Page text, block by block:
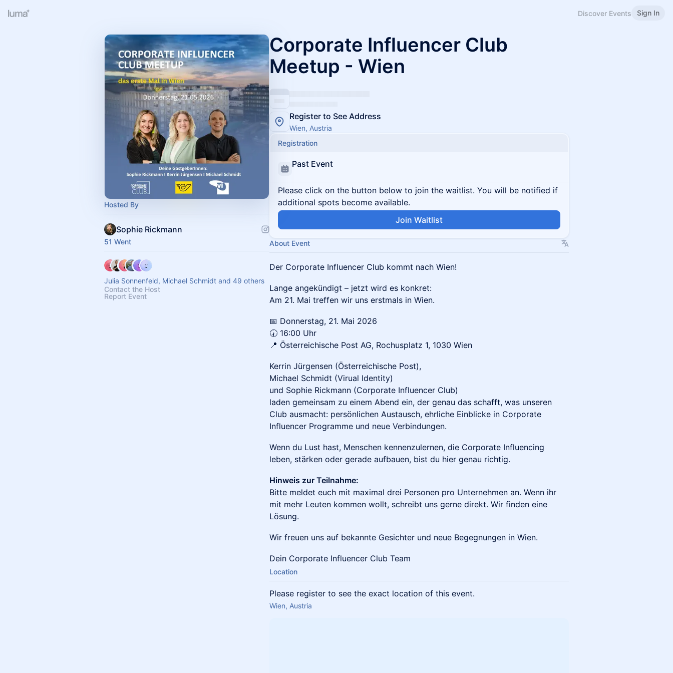
Discover Events Sign In
Hosted By
Sophie Rickmann
51 Went
Julia Sonnenfeld, Michael Schmidt and 49 others
Contact the Host
Report Event
Corporate Influencer Club
Meetup - Wien
Register to See Address
Wien, Austria
Registration
Past Event
Please click on the button below to join the waitlist. You will be notified if
additional spots become available.
Join Waitlist
About Event
Der Corporate Influencer Club kommt nach Wien!
Lange angekündigt – jetzt wird es konkret:
Am 21. Mai treffen wir uns erstmals in Wien.
📅 Donnerstag, 21. Mai 2026
🕢 16:00 Uhr
📍 Österreichische Post AG, Rochusplatz 1, 1030 Wien
Kerrin Jürgensen (Österreichische Post),
Michael Schmidt (Virual Identity)
und Sophie Rickmann (Corporate Influencer Club)
laden gemeinsam zu einem Abend ein, der genau das schafft, was unseren
Club ausmacht: persönlichen Austausch, ehrliche Einblicke in Corporate
Influencer Programme und neue Verbindungen.
Wenn du Lust hast, Menschen kennenzulernen, die Corporate Influencing
leben, stärken oder gerade aufbauen, bist du hier genau richtig.
Hinweis zur Teilnahme:
Bitte meldet euch mit maximal drei Personen pro Unternehmen an. Wenn ihr
mit mehr Leuten kommen wollt, schreibt uns gerne direkt. Wir finden eine
Lösung.
Wir freuen uns auf bekannte Gesichter und neue Begegnungen in Wien.
Dein Corporate Influencer Club Team
Location
Please register to see the exact location of this event.
Wien, Austria